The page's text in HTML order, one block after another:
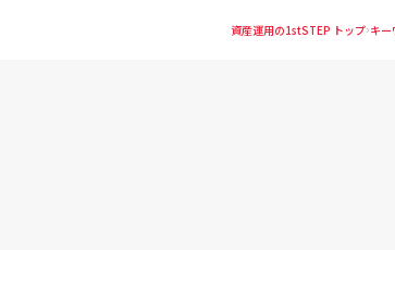
資産運用の1stSTEP トップ キ